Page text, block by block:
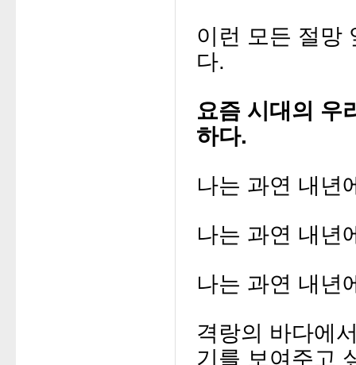
이런 모든 절망
다.
요즘 시대의 우
하다.
나는 과연 내년
나는 과연 내년
나는 과연 내년
격랑의 바다에
기를 보여주고